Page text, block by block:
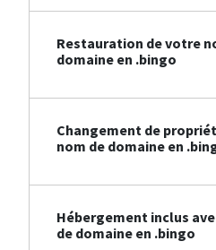
Restauration de votre
domaine en .bingo
Changement de
nom de domaine en
Hébergement inclus
de domaine en .bingo